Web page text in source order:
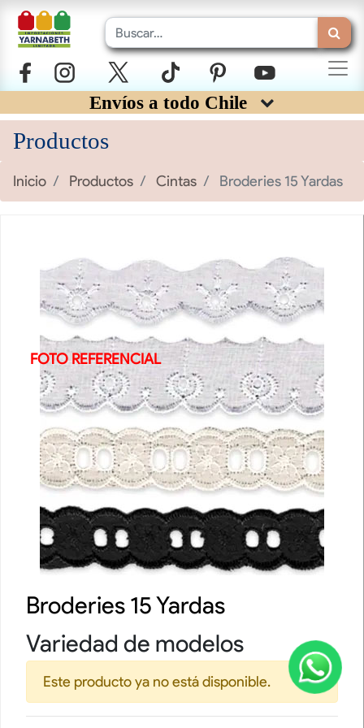
Envíos a todo Chile
Productos
Inicio Productos Cintas Broderies 15 Yardas
FOTO REFERENCIAL
Broderies 15 Yardas
Variedad de modelos
Este producto ya no está disponible.